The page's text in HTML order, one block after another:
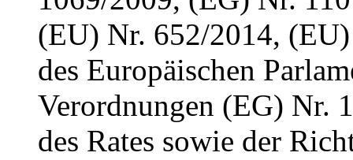
(EU) Nr. 652/2014,
des Europäischen
Verordnungen (EG) Nr.
des Rates sowie der